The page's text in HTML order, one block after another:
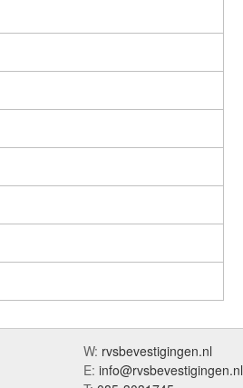
W: rvsbevestigingen.nl
E: info@rvsbevestigingen.nl